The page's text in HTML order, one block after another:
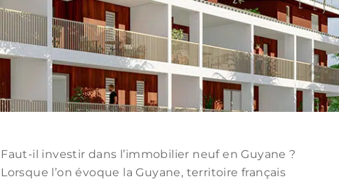
Faut-il investir dans l’immobilier neuf en Guyane ?
Lorsque l’on évoque la Guyane, territoire français